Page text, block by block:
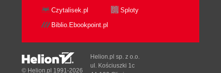
Grid spacing
Show item info
Show icon preview
Arrange by
Czytalisek.pl
Sploty
Biblio.Ebookpoint.pl
© Helion.pl 1991-2026
Helion.pl sp. z o.o.
ul. Kościuszki 1c